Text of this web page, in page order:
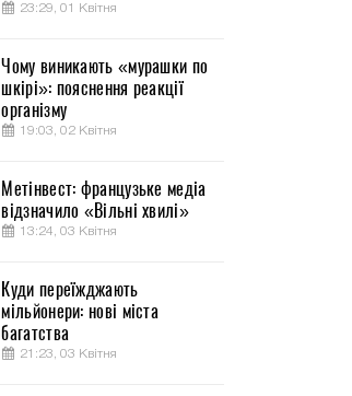
23:29, 01 Квітня
Чому виникають «мурашки по
шкірі»: пояснення реакції
організму
19:03, 02 Квітня
Метінвест: французьке медіа
відзначило «Вільні хвилі»
13:24, 03 Квітня
Куди переїжджають
мільйонери: нові міста
багатства
21:23, 03 Квітня